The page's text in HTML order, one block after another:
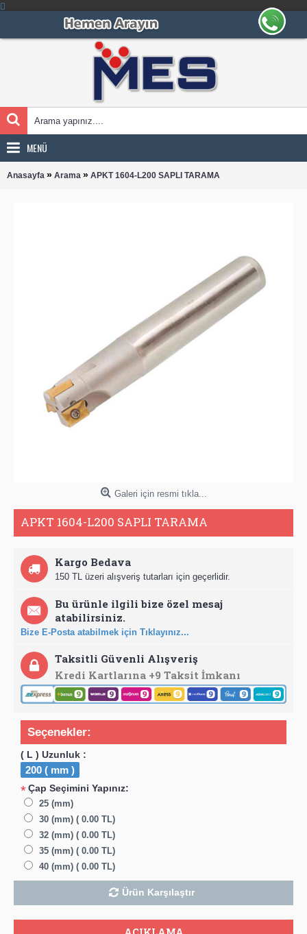
MENÜ
Anasayfa » Arama » APKT 1604-L200 SAPLI TARAMA
Galeri için resmi tıkla...
APKT 1604-L200 SAPLI TARAMA
Kargo Bedava
150 TL üzeri alışveriş tutarları için geçerlidir.
Bu ürünle ilgili bize özel mesaj
atabilirsiniz.
Bize E-Posta atabilmek için Tıklayınız...
Taksitli Güvenli Alışveriş
Kredi Kartlarına +9 Taksit İmkanı
Seçenekler:
( L ) Uzunluk :
200 ( mm )
*Çap Seçimini Yapınız:
25 (mm)
30 (mm) ( 0.00 TL)
32 (mm) ( 0.00 TL)
35 (mm) ( 0.00 TL)
40 (mm) ( 0.00 TL)
Ürün Karşılaştır